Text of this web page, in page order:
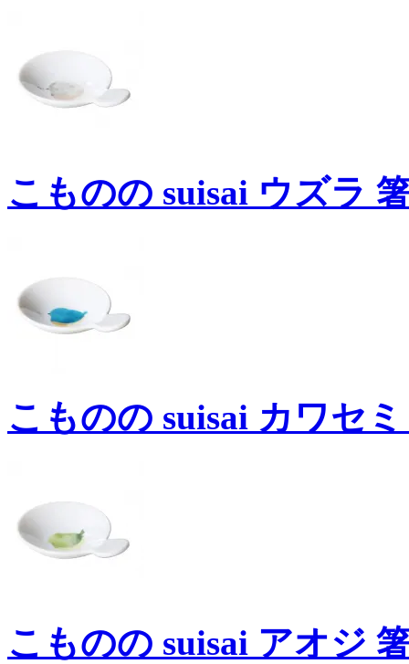
こものの suisai ウズラ
こものの suisai カワセ
こものの suisai アオジ